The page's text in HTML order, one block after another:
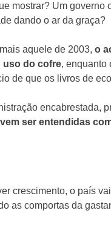
mostrar? Um
dando o ar da graça?
aquele de 2003, o
uso do cofre, enquanto
de que os livros de
encabrestada,
ser entendidas
crescimento, o país
as comportas da